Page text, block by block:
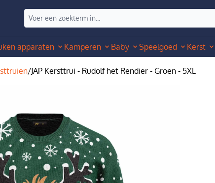
apparaten Kamperen Baby Speelgoed Kerst
/JAP Kersttrui - Rudolf het Rendier - Groen - 5XL